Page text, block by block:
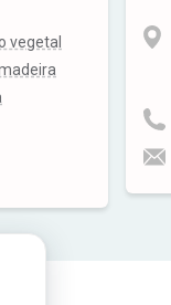
vegetal